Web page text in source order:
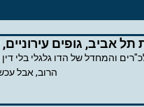
תל אביב, גופים
הרוב, אבל